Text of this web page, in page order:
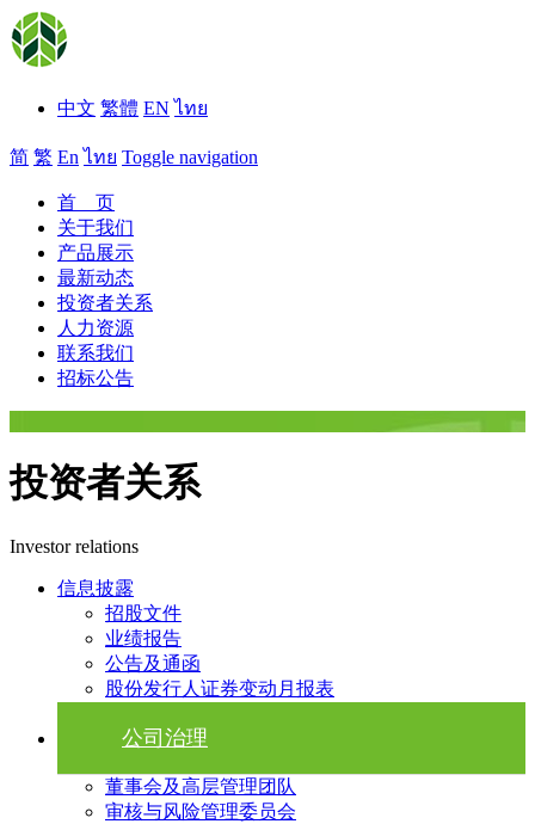
中文 繁體 EN ไทย
简 繁 En ไทย Toggle navigation
首 页
关于我们
产品展示
最新动态
投资者关系
人力资源
联系我们
招标公告
投资者关系
Investor relations
信息披露
招股文件
业绩报告
公告及通函
股份发行人证券变动月报表
公司治理
董事会及高层管理团队
审核与风险管理委员会